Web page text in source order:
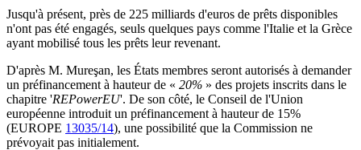
Jusqu'à présent, près de 225 milliards d'euros de prêts disponibles
n'ont pas été engagés, seuls quelques pays comme l'Italie et la Grèce
ayant mobilisé tous les prêts leur revenant.
D'après M. Mureşan, les États membres seront autorisés à demander
un préfinancement à hauteur de « 20% » des projets inscrits dans le
chapitre 'REPowerEU'. De son côté, le Conseil de l'Union
européenne introduit un préfinancement à hauteur de 15%
(EUROPE 13035/14), une possibilité que la Commission ne
prévoyait pas initialement.